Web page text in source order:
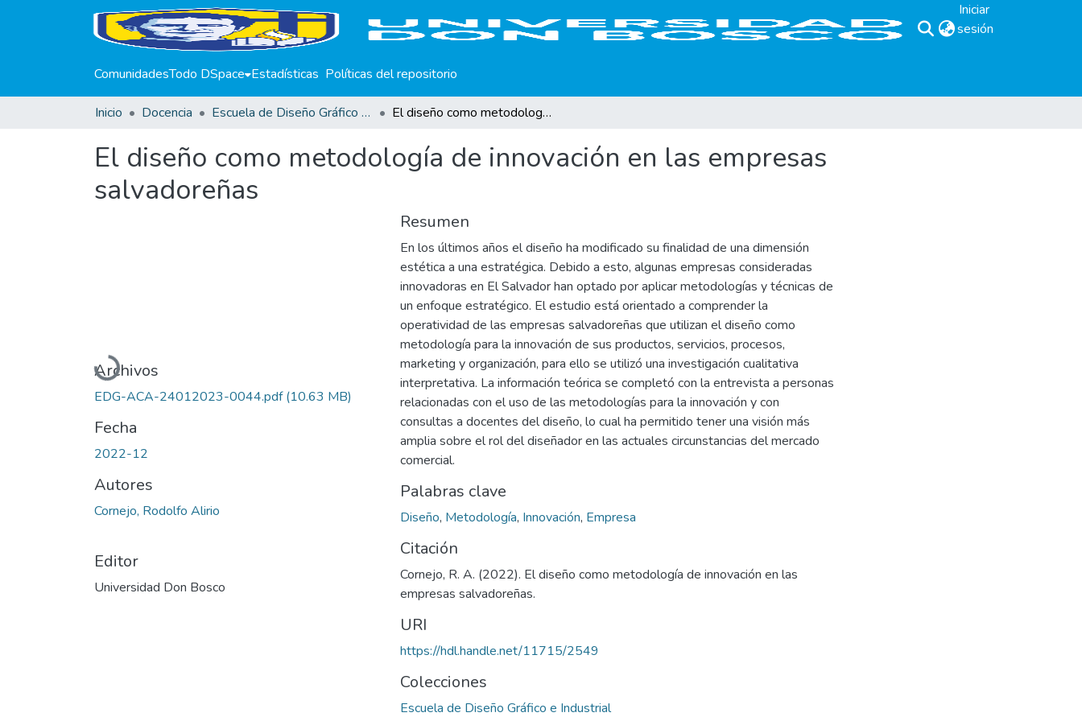
Iniciar
sesión
ComunidadesTodo DSpace Estadísticas Políticas del repositorio
Inicio Docencia Escuela de Diseño Gráfico e Industrial El diseño como metodología de innovación en las empresas salvadoreñas
El diseño como metodología de innovación en las empresas
salvadoreñas
Cargando...
Archivos
EDG-ACA-24012023-0044.pdf(10.63 MB)
Fecha
2022-12
Autores
Cornejo, Rodolfo Alirio
Editor
Universidad Don Bosco
Resumen
En los últimos años el diseño ha modificado su finalidad de una dimensión
estética a una estratégica. Debido a esto, algunas empresas consideradas
innovadoras en El Salvador han optado por aplicar metodologías y técnicas de
un enfoque estratégico. El estudio está orientado a comprender la
operatividad de las empresas salvadoreñas que utilizan el diseño como
metodología para la innovación de sus productos, servicios, procesos,
marketing y organización, para ello se utilizó una investigación cualitativa
interpretativa. La información teórica se completó con la entrevista a personas
relacionadas con el uso de las metodologías para la innovación y con
consultas a docentes del diseño, lo cual ha permitido tener una visión más
amplia sobre el rol del diseñador en las actuales circunstancias del mercado
comercial.
Palabras clave
Diseño, Metodología, Innovación, Empresa
Citación
Cornejo, R. A. (2022). El diseño como metodología de innovación en las
empresas salvadoreñas.
URI
https://hdl.handle.net/11715/2549
Colecciones
Escuela de Diseño Gráfico e Industrial